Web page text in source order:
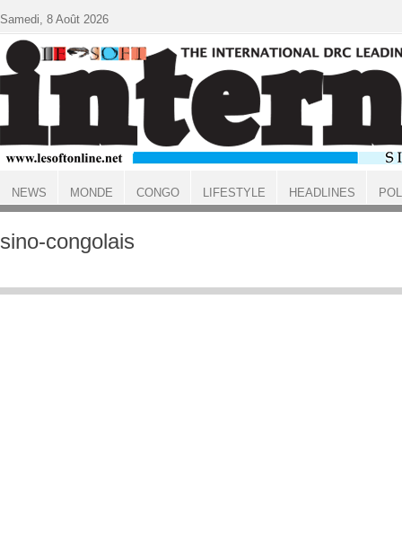
ACCUEIL
sino-congolais
Samedi, 8 Août 2026
NEWS MONDE CONGO LIFESTYLE HEADLINES